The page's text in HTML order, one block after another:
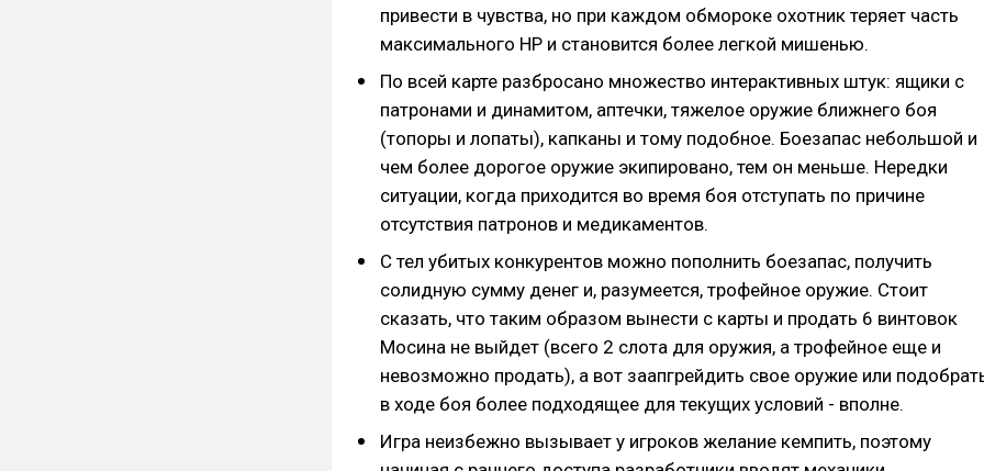
привести в чувства, но при каждом обмороке охотник теряет часть
максимального HP и становится более легкой мишенью.
По всей карте разбросано множество интерактивных штук: ящики с
патронами и динамитом, аптечки, тяжелое оружие ближнего боя
(топоры и лопаты), капканы и тому подобное. Боезапас небольшой и
чем более дорогое оружие экипировано, тем он меньше. Нередки
ситуации, когда приходится во время боя отступать по причине
отсутствия патронов и медикаментов.
С тел убитых конкурентов можно пополнить боезапас, получить
солидную сумму денег и, разумеется, трофейное оружие. Стоит
сказать, что таким образом вынести с карты и продать 6 винтовок
Мосина не выйдет (всего 2 слота для оружия, а трофейное еще и
невозможно продать), а вот заапгрейдить свое оружие или
в ходе боя более подходящее для текущих условий - вполне.
Игра неизбежно вызывает у игроков желание кемпить, поэтому